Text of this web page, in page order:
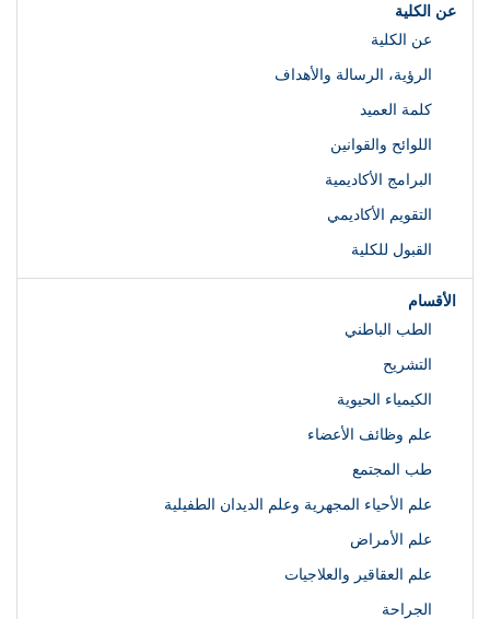
عن الكلية
عن الكلية
الرؤية، الرسالة والأهداف
كلمة العميد
اللوائح والقوانين
البرامج الأكاديمية
التقويم الأكاديمي
القبول للكلية
الأقسام
الطب الباطني
التشريح
الكيمياء الحيوية
علم وظائف الأعضاء
طب المجتمع
علم الأحياء المجهرية وعلم الديدان الطفيلية
علم الأمراض
علم العقاقير والعلاجيات
الجراحة